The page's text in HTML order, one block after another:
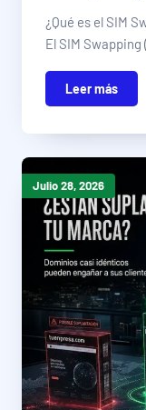
¿Qué es el SIM
El SIM
Leer más
Julio 28, 2026